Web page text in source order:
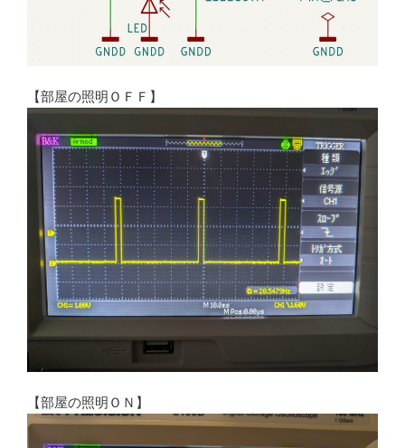
【部屋の照明ＯＦＦ】
【部屋の照明ＯＮ】